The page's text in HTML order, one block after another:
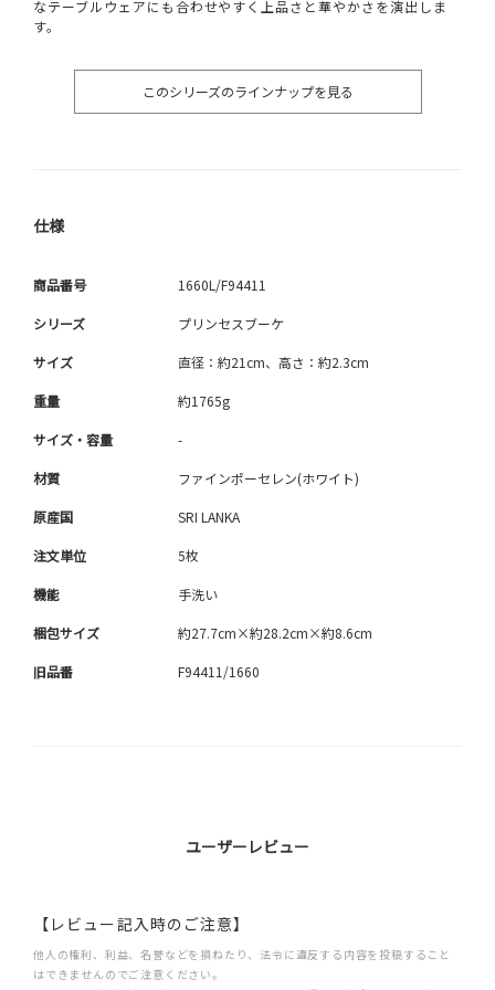
なテーブルウェアにも合わせやすく上品さと華やかさを演出しま
す。
このシリーズのラインナップを見る
仕様
商品番号 1660L/F94411
シリーズ プリンセスブーケ
サイズ 直径：約21cm、高さ：約2.3cm
重量 約1765g
サイズ・容量 -
材質 ファインポーセレン(ホワイト)
原産国 SRI LANKA
注文単位 5枚
機能 手洗い
梱包サイズ 約27.7cm×約28.2cm×約8.6cm
旧品番 F94411/1660
ユーザーレビュー
【レビュー記入時のご注意】
他人の権利、利益、名誉などを損ねたり、法令に違反する内容を投稿すること
はできませんのでご注意ください。